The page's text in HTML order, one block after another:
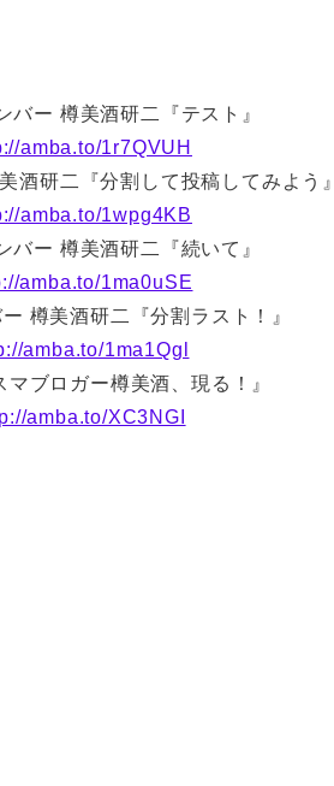
バー 樽美酒研二『テスト』
amba.to/1r7QVUH
酒研二『分割して投稿してみよう』
amba.to/1wpg4KB
バー 樽美酒研二『続いて』
amba.to/1ma0uSE
樽美酒研二『分割ラスト！』
amba.to/1ma1Qgl
マブロガー樽美酒、現る！』
amba.to/XC3NGI